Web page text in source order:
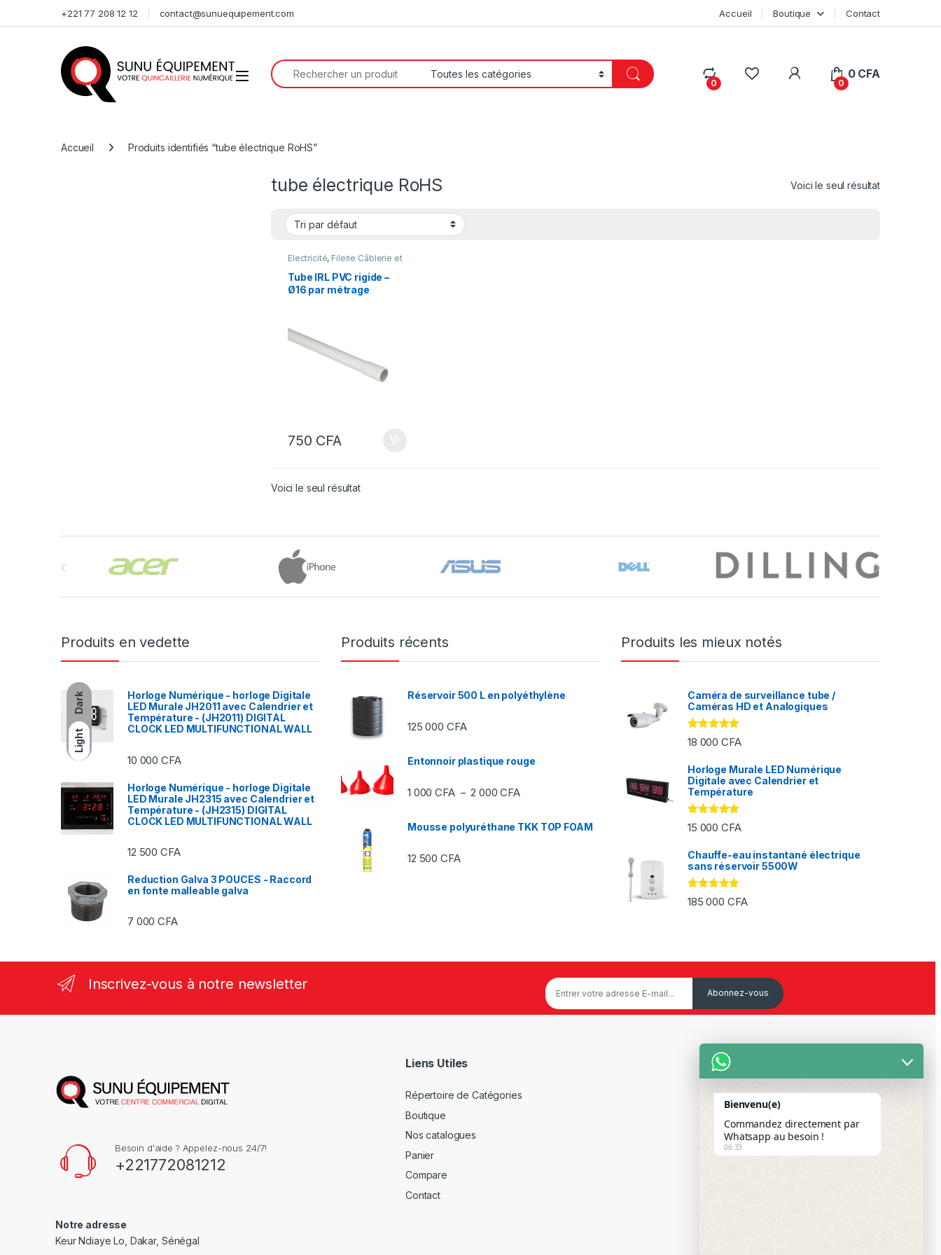
Dark
Light
+221 77 208 12 12 contact@sunuequipement.com Accueil Boutique Contact
Open
Search for:
0
My Account
0
0 CFA
Accueil Produits identifiés “tube électrique RoHS”
tube électrique RoHS Voici le seul résultat
Électricité, Filerie Câblerie et
Tube IRL PVC rigide –
Ø16 par métrage
750 CFA
Voici le seul résultat
Produits en vedette
Horloge Numérique - horloge Digitale
LED Murale JH2011 avec Calendrier et
Température - (JH2011) DIGITAL
CLOCK LED MULTIFUNCTIONAL WALL
10 000CFA
Horloge Numérique - horloge Digitale
LED Murale JH2315 avec Calendrier et
Température - (JH2315) DIGITAL
CLOCK LED MULTIFUNCTIONAL WALL
12 500CFA
Reduction Galva 3 POUCES - Raccord
en fonte malleable galva
7 000CFA
Produits récents
Réservoir 500 L en polyéthylène
125 000 CFA
Entonnoir plastique rouge
1 000CFA – 2 000CFAPlage de prix : 1 000 CFA à 2 000 CFA
Mousse polyuréthane TKK TOP FOAM
12 500CFA
Produits les mieux notés
Caméra de surveillance tube /
Caméras HD et Analogiques
Note5.00
sur 5
18 000CFA
Horloge Murale LED Numérique
Digitale avec Calendrier et
Température
Note5.00
sur 5
15 000CFA
Chauffe-eau instantané électrique
sans réservoir 5500W
Note5.00
sur 5
185 000 CFA
Inscrivez-vous à notre newsletter
Besoin d'aide ? Appelez-nous 24/7!
+221772081212
Notre adresse
Keur Ndiaye Lo, Dakar, Sénégal
Liens Utiles
Répertoire de Catégories
Boutique
Nos catalogues
Panier
Compare
Contact
Service Client
Mon Compte
Paiement Par Wave & Orange
Money
Bienvenu(e)
Commandez directement par
Whatsapp au besoin !
06:33